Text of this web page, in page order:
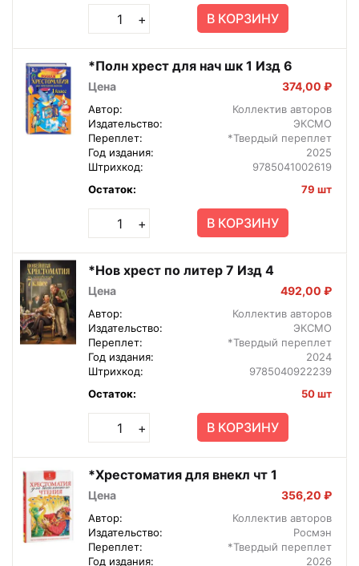
+ В КОРЗИНУ
*Полн хрест для нач шк 1 Изд 6
Цена 374,00 ₽
Автор:
Коллектив авторов
Издательство:
ЭКСМО
Переплет:
*Твердый переплет
Год издания:
2025
Штрихкод:
9785041002619
Остаток:
79 шт
+ В КОРЗИНУ
*Нов хрест по литер 7 Изд 4
Цена 492,00 ₽
Автор:
Коллектив авторов
Издательство:
ЭКСМО
Переплет:
*Твердый переплет
Год издания:
2024
Штрихкод:
9785040922239
Остаток:
50 шт
+ В КОРЗИНУ
*Хрестоматия для внекл чт 1
Цена 356,20 ₽
Автор:
Коллектив авторов
Издательство:
Росмэн
Переплет:
*Твердый переплет
Год издания:
2026